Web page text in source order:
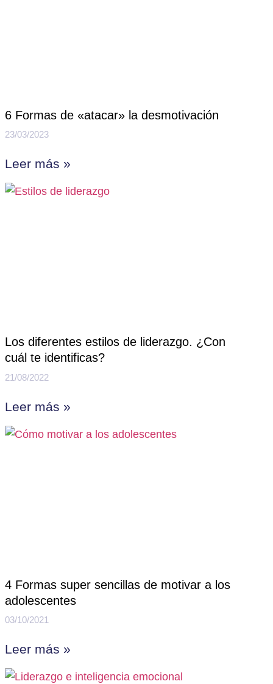
6 Formas de «atacar» la desmotivación
23/03/2023
Leer más »
Los diferentes estilos de liderazgo. ¿Con
cuál te identificas?
21/08/2022
Leer más »
4 Formas super sencillas de motivar a los
adolescentes
03/10/2021
Leer más »